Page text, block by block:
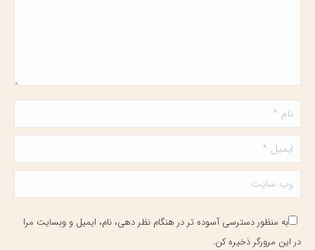
نام *
ایمیل *
وب سایت
به منظور دسترسی آسوده تر در هنگام نظر دهی، نام، ایمیل و وبسایت مرا
در این مرورگر ذخیره کن.